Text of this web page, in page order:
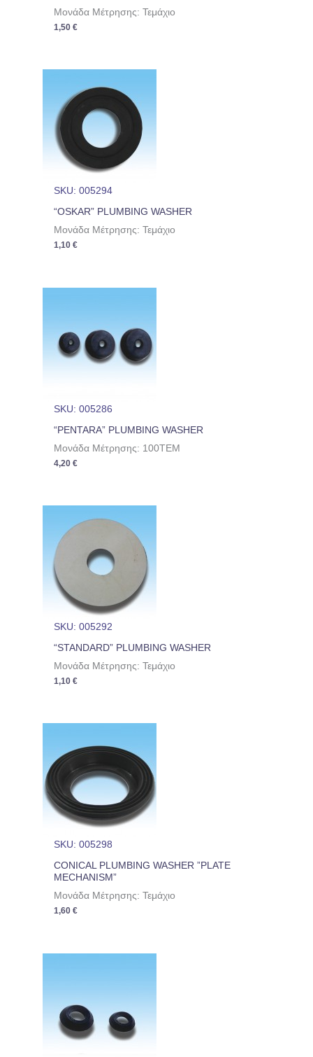
Μονάδα Μέτρησης: Τεμάχιο
1,50€
SKU: 005294
“OSKAR” PLUMBING WASHER
Μονάδα Μέτρησης: Τεμάχιο
1,10€
SKU: 005286
“PENTARA” PLUMBING WASHER
Μονάδα Μέτρησης: 100TEM
4,20€
SKU: 005292
“STANDARD” PLUMBING WASHER
Μονάδα Μέτρησης: Τεμάχιο
1,10€
SKU: 005298
CONICAL PLUMBING WASHER ”PLATE
MECHANISM”
Μονάδα Μέτρησης: Τεμάχιο
1,60€